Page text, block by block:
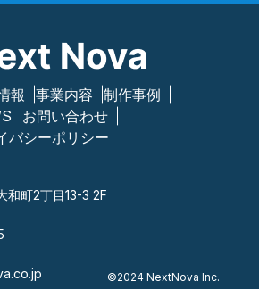
報 事業内容
制作事例
お問い合わせ
バシーポリシー
和町2丁目13-3 2F
©2024 NextNova Inc.